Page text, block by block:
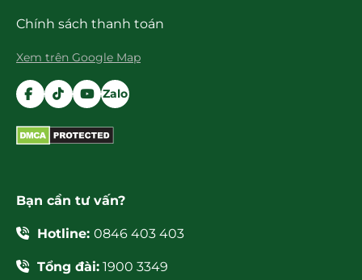
Chính sách thanh toán
Xem trên Google Map
Zalo
Bạn cần tư vấn?
Hotline: 0846 403 403
Tổng đài: 1900 3349